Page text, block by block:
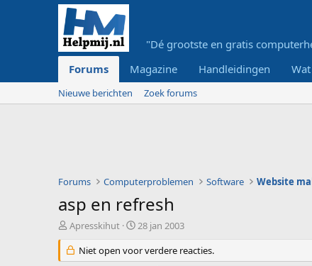
"Dé grootste en gratis
Forums
Magazine Handleidingen
Nieuwe berichten Zoek forums
Forums Computerproblemen Software Website
asp en refresh
O
d
e
Apresskihut
S
a
r
28 jan 2003
Niet open voor verdere reacties.